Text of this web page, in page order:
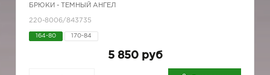
БРЮКИ - ТЕМНЫЙ АНГЕЛ
220-8006/843735
164-80 170-84
5 850 руб